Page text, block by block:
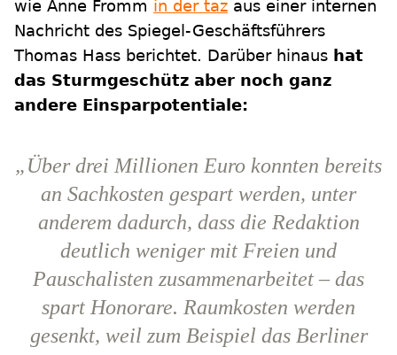
wie Anne Fromm in der taz aus einer internen
Nachricht des Spiegel-Geschäftsführers
Thomas Hass berichtet. Darüber hinaus hat
das Sturmgeschütz aber noch ganz
andere Einsparpotentiale:
„Über drei Millionen Euro konnten bereits
an Sachkosten gespart werden, unter
anderem dadurch, dass die Redaktion
deutlich weniger mit Freien und
Pauschalisten zusammenarbeitet – das
spart Honorare. Raumkosten werden
gesenkt, weil zum Beispiel das Berliner